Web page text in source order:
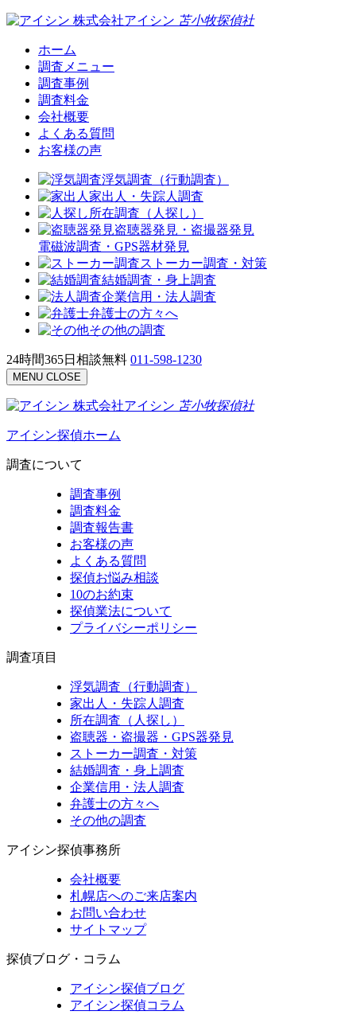
株式会社アイシン 苫小牧探偵社
ホーム
調査メニュー
調査事例
調査料金
会社概要
よくある質問
お客様の声
浮気調査（行動調査）
家出人・失踪人調査
所在調査（人探し）
盗聴器発見・盗撮器発見
電磁波調査・GPS器材発見
ストーカー調査・対策
結婚調査・身上調査
企業信用・法人調査
弁護士の方々へ
その他の調査
24時間365日相談無料 011-598-1230
MENU CLOSE
株式会社アイシン 苫小牧探偵社
アイシン探偵ホーム
調査について
調査事例
調査料金
調査報告書
お客様の声
よくある質問
探偵お悩み相談
10のお約束
探偵業法について
プライバシーポリシー
調査項目
浮気調査（行動調査）
家出人・失踪人調査
所在調査（人探し）
盗聴器・盗撮器・GPS器発見
ストーカー調査・対策
結婚調査・身上調査
企業信用・法人調査
弁護士の方々へ
その他の調査
アイシン探偵事務所
会社概要
札幌店へのご来店案内
お問い合わせ
サイトマップ
探偵ブログ・コラム
アイシン探偵ブログ
アイシン探偵コラム